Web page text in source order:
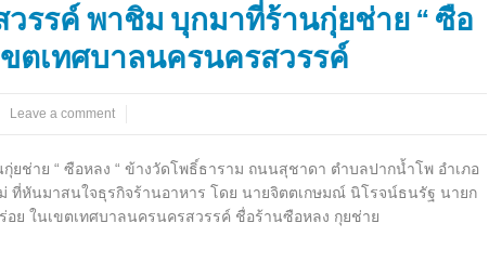
รรค์ พาชิม บุกมาที่ร้านกุ่ยช่าย “ ซือ
ตเทศบาลนครนครสวรรค์
Leave a comment
ช่าย “ ซือหลง “ ข้างวัดโพธิ์ธาราม ถนนสุชาดา ตำบลปากน้ำโพ อำเภอ
ที่หันมาสนใจธุรกิจร้านอาหาร โดย นายจิตตเกษมณ์ นิโรจน์ธนรัฐ นายก
ย ในเขตเทศบาลนครนครสวรรค์ ชื่อร้านซือหลง กุยช่าย